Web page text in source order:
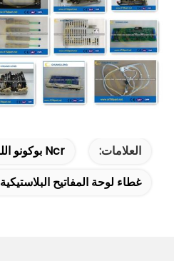
العلامات:
Ncr بوكونو اللوحة
غطاء لوحة المفاتيح البلاستيكية